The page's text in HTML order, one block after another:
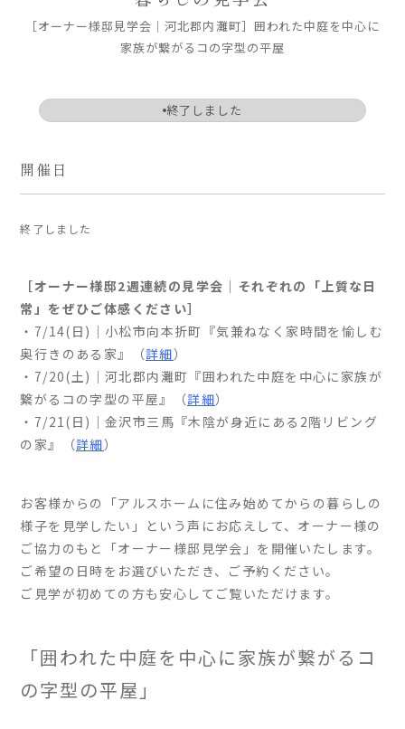
- 設計コンセプト
デザイン
- 内観デザイン
- 高断熱性能
- 高耐震性能
- 高耐久性能
- 保証
家づくりの流れ
よくあるご質問
採用情報
暮らしの器
［オーナー様邸見学会｜河北郡内灘町］囲われた中庭を中心に
家族が繋がるコの字型の平屋
終了しました
開催日
終了しました
［オーナー様邸2週連続の見学会｜それぞれの「上質な日
常」をぜひご体感ください］
・7/14(日)｜小松市向本折町『気兼ねなく家時間を愉しむ
奥行きのある家』（詳細）
・7/20(土)｜河北郡内灘町『囲われた中庭を中心に家族が
繋がるコの字型の平屋』（詳細）
・7/21(日)｜金沢市三馬『木陰が身近にある2階リビング
の家』（詳細）
お客様からの「アルスホームに住み始めてからの暮らしの
様子を見学したい」という声にお応えして、オーナー様の
ご協力のもと「オーナー様邸見学会」を開催いたします。
ご希望の日時をお選びいただき、ご予約ください。
ご見学が初めての方も安心してご覧いただけます。
「囲われた中庭を中心に家族が繋がるコ
の字型の平屋」